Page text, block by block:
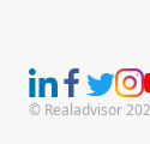
© Realadvisor